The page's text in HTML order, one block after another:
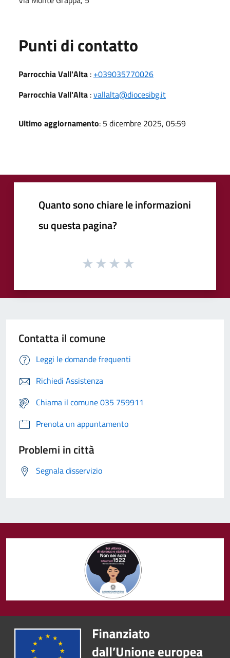
Punti di contatto
Parrocchia Vall'Alta : +039035770026
Parrocchia Vall'Alta :vallalta@diocesibg.it
Ultimo aggiornamento: 5 dicembre 2025, 05:59
Quanto sono chiare le informazioni
su questa pagina?
Contatta il comune
Leggi le domande frequenti
Richiedi Assistenza
Chiama il comune 035 759911
Prenota un appuntamento
Problemi in città
Segnala disservizio